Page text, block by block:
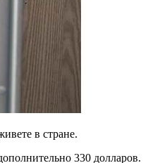
в стране.
330 долларов.